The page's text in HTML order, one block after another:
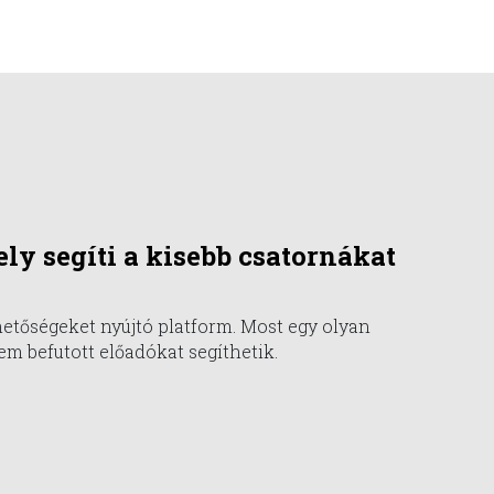
segíti a kisebb csatornákat
nyújtó platform. Most egy olyan
befutott előadókat segíthetik.